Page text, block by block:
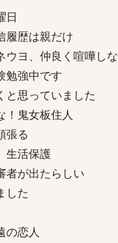
日
履歴は親だけ
ウヨ、仲良く喧嘩しな
勉強中です
と思っていました
！鬼女板住人
張る
生活保護
者が出たらしい
した
の恋人